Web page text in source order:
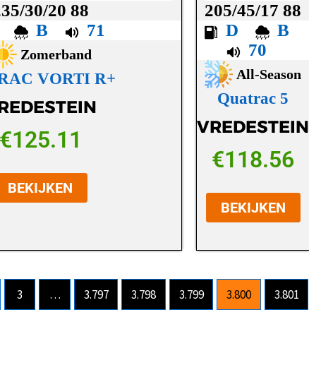
30/20 88
B 71
Zomerband
VORTI R+
€125.11
BEKIJKEN
205/45/17 88
D
B
70
All-Season
Quatrac 5
VREDESTEIN
€118.56
BEKIJKEN
3 … 3.797 3.798 3.799 3.800 3.801